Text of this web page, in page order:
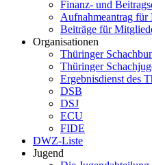
Finanz- und
Aufnahmeantrag für
Beiträge für
Organisationen
Thüringer
Thüringer
Ergebnisdienst des
DSB
DSJ
ECU
FIDE
DWZ-Liste
Jugend